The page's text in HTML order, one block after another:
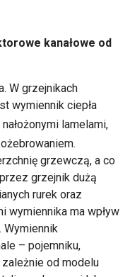
kanałowe od
W grzejnikach
wymiennik ciepła
lamelami,
grzewczą, a co
grzejnik dużą
rurek oraz
wymiennika ma wpływ
Wymiennik
– pojemniku,
zależnie od modelu